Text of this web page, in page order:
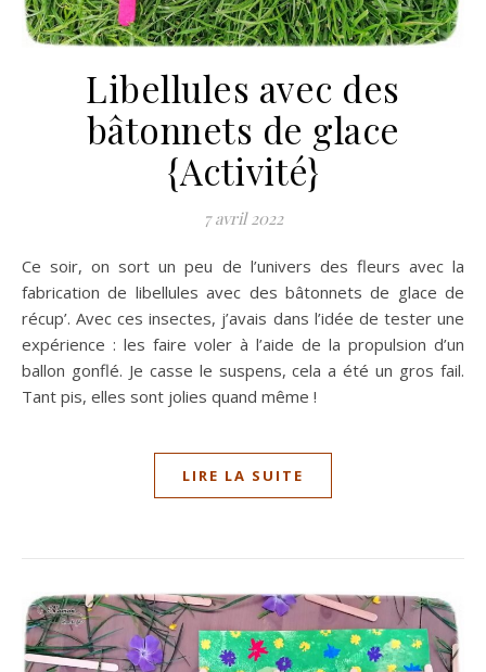
Libellules avec des
bâtonnets de glace
{Activité}
7 avril 2022
Ce soir, on sort un peu de l’univers des fleurs avec la
fabrication de libellules avec des bâtonnets de glace de
récup’. Avec ces insectes, j’avais dans l’idée de tester une
expérience : les faire voler à l’aide de la propulsion d’un
ballon gonflé. Je casse le suspens, cela a été un gros fail.
Tant pis, elles sont jolies quand même !
LIRE LA SUITE